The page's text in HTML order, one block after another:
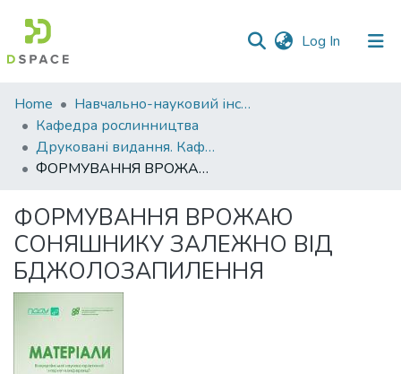
Log In (current)
Communities
&
Collections
Statistics
Home
Навчально-науковий інститут агротехнологій, селекції та екології
Кафедра рослинництва
Друковані видання. Кафедра рослинництва
ФОРМУВАННЯ ВРОЖАЮ СОНЯШНИКУ ЗАЛЕЖНО ВІД БДЖОЛОЗАПИЛЕННЯ
ФОРМУВАННЯ ВРОЖАЮ
СОНЯШНИКУ ЗАЛЕЖНО ВІД
БДЖОЛОЗАПИЛЕННЯ